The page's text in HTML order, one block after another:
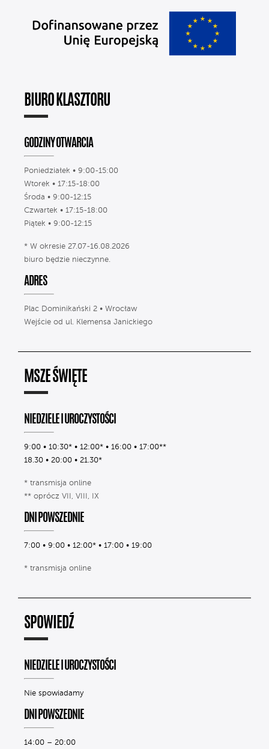
BIURO KLASZTORU
GODZINY OTWARCIA
Poniedziałek • 9:00-15:00
Wtorek • 17:15-18:00
Środa • 9:00-12:15
Czwartek • 17:15-18:00
Piątek • 9:00-12:15
* W okresie 27.07-16.08.2026
biuro będzie nieczynne.
ADRES
Plac Dominikański 2 • Wrocław
Wejście od ul. Klemensa Janickiego
MSZE ŚWIĘTE
NIEDZIELE I UROCZYSTOŚCI
9:00 • 10:30* • 12:00* • 16:00 • 17:00**
18.30 • 20:00 • 21.30*
* transmisja online
** oprócz VII, VIII, IX
DNI POWSZEDNIE
7:00 • 9:00 • 12:00* • 17:00 • 19:00
* transmisja online
SPOWIEDŹ
NIEDZIELE I UROCZYSTOŚCI
Nie spowiadamy
DNI POWSZEDNIE
14:00 – 20:00